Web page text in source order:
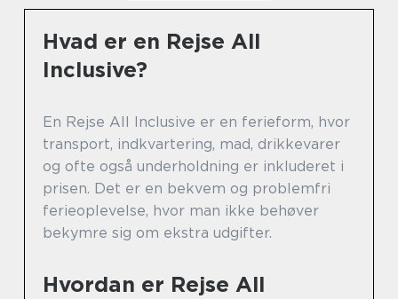
Hvad er en Rejse All
Inclusive?
En Rejse All Inclusive er en ferieform, hvor
transport, indkvartering, mad, drikkevarer
og ofte også underholdning er inkluderet i
prisen. Det er en bekvem og problemfri
ferieoplevelse, hvor man ikke behøver
bekymre sig om ekstra udgifter.
Hvordan er Rejse All